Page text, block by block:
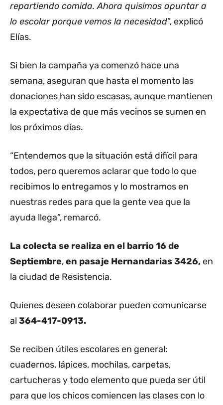
repartiendo comida. Ahora quisimos apuntar a
lo escolar porque vemos la necesidad”, explicó
Elías.
Si bien la campaña ya comenzó hace una
semana, aseguran que hasta el momento las
donaciones han sido escasas, aunque mantienen
la expectativa de que más vecinos se sumen en
los próximos días.
“Entendemos que la situación está difícil para
todos, pero queremos aclarar que todo lo que
recibimos lo entregamos y lo mostramos en
nuestras redes para que la gente vea que la
ayuda llega”, remarcó.
La colecta se realiza en el barrio 16 de
Septiembre,en pasaje Hernandarias 3426, en
la ciudad de Resistencia.
Quienes deseen colaborar pueden comunicarse
al 364-417-0913.
Se reciben útiles escolares en general:
cuadernos, lápices, mochilas, carpetas,
cartucheras y todo elemento que pueda ser útil
para que los chicos comiencen las clases con lo